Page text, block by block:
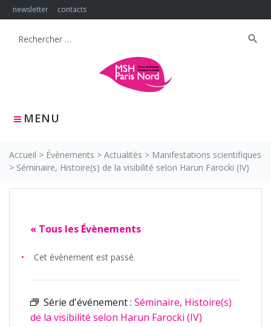
Skip
to
newsletter contacts
MENU
Search
search
Accueil > Évènements > Actualités > Manifestations scientifiques
> Séminaire, Histoire(s) de la visibilité selon Harun Farocki (IV)
« Tous les Évènements
Cet évènement est passé.
Série d'événement : Séminaire, Histoire(s)
de la visibilité selon Harun Farocki (IV)